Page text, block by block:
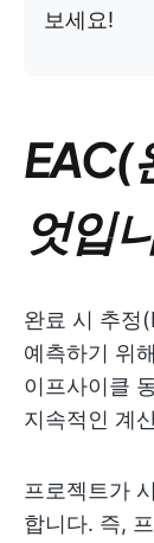
보세요!
EAC(
엇입
완료 시 추정
예측하기 위
이프사이클
지속적인 계
프로젝트가
합니다. 즉,